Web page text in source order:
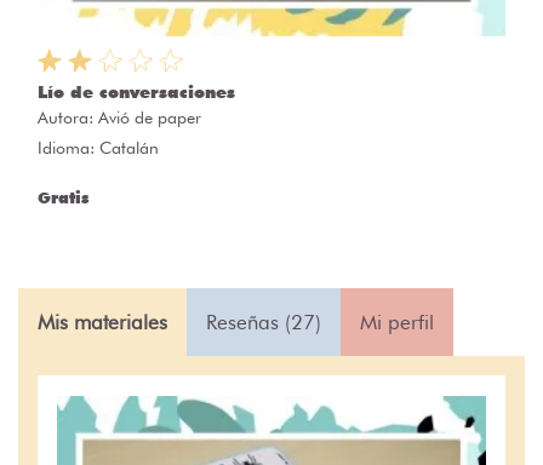
Lío de conversaciones
Autora: Avió de paper
Idioma: Catalán
Gratis
Mis materiales Reseñas (27) Mi perfil